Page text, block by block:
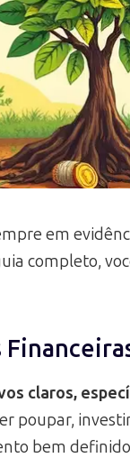
em
completo,
claros,
poupar,
bem